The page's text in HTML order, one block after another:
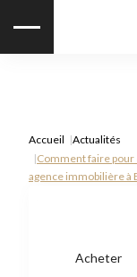
Accueil
Actualités
Comment faire
agence immobilière à
Acheter